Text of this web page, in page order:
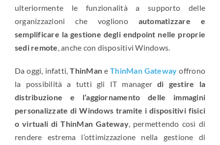
ulteriormente le funzionalità a supporto delle
organizzazioni che vogliono automatizzare e
semplificare la gestione degli endpoint nelle proprie
sedi remote, anche con dispositivi Windows.
Da oggi, infatti,ThinMan eThinMan Gateway offrono
la possibilità a tutti gli IT managerdi gestire la
distribuzione e l’aggiornamento delle immagini
personalizzate di Windows tramite i dispositivi fisici
o virtuali di ThinMan Gateway, permettendo così di
rendere estrema l’ottimizzazione nella gestione di